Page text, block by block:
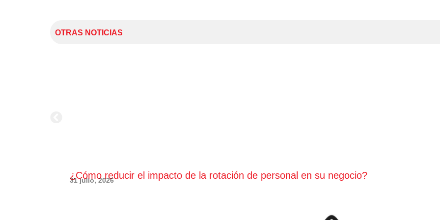
OTRAS NOTICIAS
¿Cómo reducir el impacto de la rotación de personal en su negocio?
31 julio, 2026